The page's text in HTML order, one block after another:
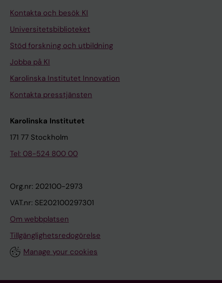
Kontakta och besök KI
Universitetsbiblioteket
Stöd forskning och utbildning
Jobba på KI
Karolinska Institutet Innovation
Kontakta presstjänsten
Karolinska Institutet
171 77 Stockholm
Tel: 08-524 800 00
Org.nr: 202100-2973
VAT.nr: SE202100297301
Om webbplatsen
Tillgänglighetsredogörelse
Manage your cookies